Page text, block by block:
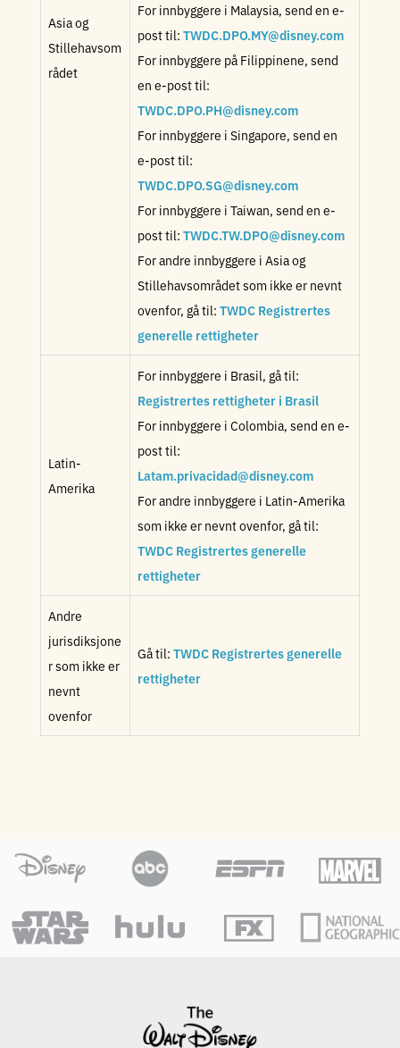
Asia og
Stillehavsom
rådet
For innbyggere i Malaysia, send en e-
post til: TWDC.DPO.MY@disney.com
For innbyggere på Filippinene, send
en e-post til:
TWDC.DPO.PH@disney.com
For innbyggere i Singapore, send en
e-post til:
TWDC.DPO.SG@disney.com
For innbyggere i Taiwan, send en e-
post til: TWDC.TW.DPO@disney.com
For andre innbyggere i Asia og
Stillehavsområdet som ikke er nevnt
ovenfor, gå til: TWDC Registrertes
generelle rettigheter
Latin-
Amerika
For innbyggere i Brasil, gå til:
Registrertes rettigheter i Brasil
For innbyggere i Colombia, send en e-
post til:
Latam.privacidad@disney.com
For andre innbyggere i Latin-Amerika
som ikke er nevnt ovenfor, gå til:
TWDC Registrertes generelle
rettigheter
Andre
jurisdiksjone
r som ikke er
nevnt
ovenfor
Gå til: TWDC Registrertes generelle
rettigheter